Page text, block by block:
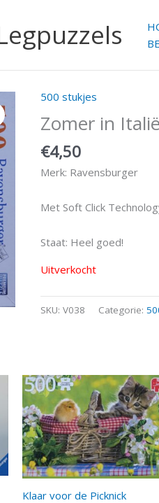
500 stukjes
Zomer in Italië
€4,50
Merk: Ravensburger
Met Soft Click
Staat: Heel goed!
Uitverkocht
SKU: V038 Categorie:
Klaar voor de Picknick